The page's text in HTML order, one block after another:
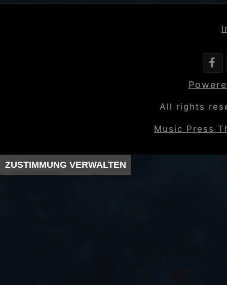
All rights
Music Press
ZUSTIMMUNG VERWALTEN